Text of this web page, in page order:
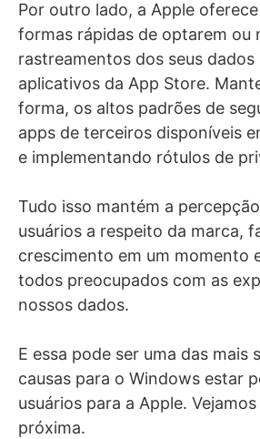
Por outro lado, a Apple
formas rápidas de optarem ou
rastreamentos dos seus dados
aplicativos da App Store. M
forma, os altos padrões de
apps de terceiros disponíveis
e implementando rótulos de
Tudo isso mantém a
usuários a respeito da marca,
crescimento em um momento
todos preocupados com as
nossos dados.
E essa pode ser uma das mais
causas para o Windows estar
usuários para a Apple.
próxima.